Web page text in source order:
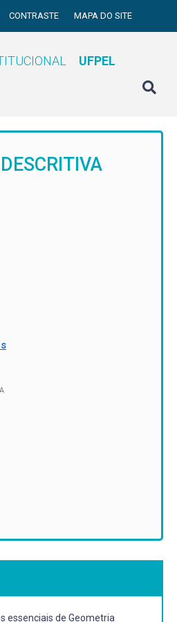
CONTRASTE MAPA DO SITE
UFPEL
essenciais de Geometria